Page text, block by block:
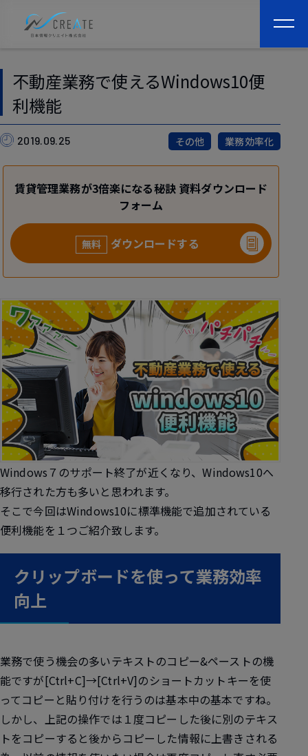
不動産業務で使えるWindows10便
利機能
2019.09.25 その他 業務効率化
賃貸管理業務が3倍楽になる秘訣 資料ダウンロード
フォーム
無料 ダウンロードする
Windows７のサポート終了が近くなり、Windows10へ
移行された方も多いと思われます。
そこで今回はWindows10に標準機能で追加されている
便利機能を１つご紹介致します。
クリップボードを使って業務効率
向上
業務で使う機会の多いテキストのコピー&ペーストの機
能ですが[Ctrl+C]→[Ctrl+V]のショートカットキーを使
ってコピーと貼り付けを行うのは基本中の基本ですね。
しかし、上記の操作では１度コピーした後に別のテキス
トをコピーすると後からコピーした情報に上書きされる